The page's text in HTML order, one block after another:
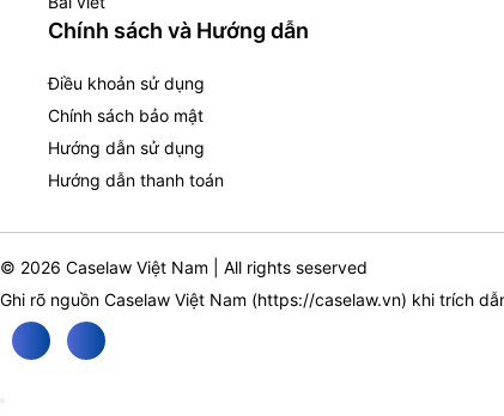
Chính sách và Hướng dẫn
Điều khoản sử dụng
Chính sách bảo mật
Hướng dẫn sử dụng
Hướng dẫn thanh toán
© 2026 Caselaw Việt Nam | All rights seserved
Ghi rõ nguồn Caselaw Việt Nam (https://caselaw.vn) khi trích